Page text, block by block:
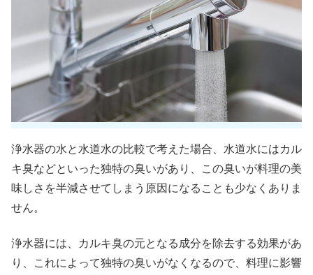
浄水器の水と水道水の比較で考えた場合、水道水にはカル
キ臭などといった独特の臭いがあり、この臭いが料理の美
味しさを半減させてしまう原因になることも少なくありま
せん。
浄水器には、カルキ臭の元となる成分を除去する効果があ
り、これによって独特の臭いがなくなるので、料理に影響